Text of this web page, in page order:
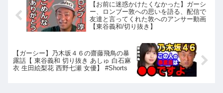
【お前に迷惑かけたくなかった】ガーシ
ー、ロンブー敦への思いを語る、配信で
友達と言ってくれた敦へのアンサー動画
【東谷義和/切り抜き】
【ガーシー】乃木坂４６の齋藤飛鳥の暴
露話【 東谷義和 切り抜き あしゅ 白石麻
衣 生田絵梨花 西野七瀬 女優】 #Shorts